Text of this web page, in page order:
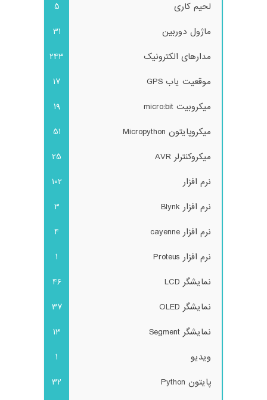
لحیم کاری
5
ماژول دوربین
31
مدارهای الکترونیک
243
موقعیت یاب GPS
17
میکروبیت micro:bit
19
میکروپایتون Micropython
51
میکروکنترلر AVR
25
نرم افزار
102
نرم افزار Blynk
3
نرم افزار cayenne
4
نرم افزار Proteus
1
نمایشگر LCD
46
نمایشگر OLED
37
نمایشگر Segment
13
ویدیو
1
پایتون Python
32